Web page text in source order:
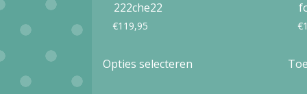
222che22
€119,95
Opties selecteren
€